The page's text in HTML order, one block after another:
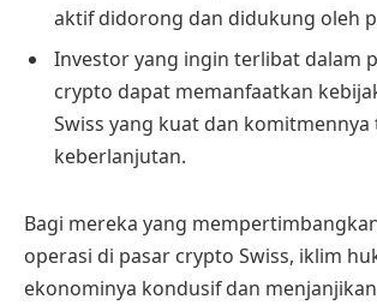
aktif didorong dan didukung oleh
Investor yang ingin terlibat dalam
crypto dapat memanfaatkan
Swiss yang kuat dan komitmennya
keberlanjutan.
Bagi mereka yang
operasi di pasar crypto Swiss, iklim
ekonominya kondusif dan